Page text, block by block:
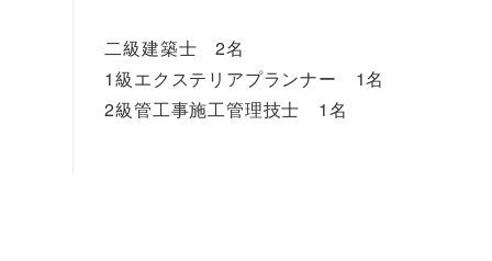
二級建築士 2名
1級エクステリアプランナー 1名
2級管工事施工管理技士 1名